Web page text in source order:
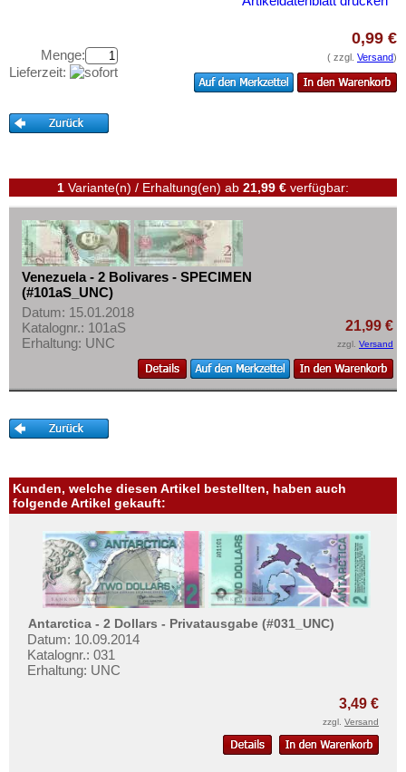
Kataloge
Gutscheine
Kontakt
Informationen
Preislisten
Ankauf
Erhaltungsgrade
Gratisbanknoten
Mehr über...
Privatsphäre und Datenschutz
Widerrufsbelehrung
Liefer- und Versandkosten
AGB
Impressum
Menge:
Lieferzeit:
0,99 €
( zzgl. Versand)
1 Variante(n) / Erhaltung(en) ab 21,99 € verfügbar:
Venezuela - 2 Bolivares - SPECIMEN
(#101aS_UNC)
Datum: 15.01.2018
Katalognr.: 101aS
Erhaltung: UNC
21,99 €
zzgl. Versand
Kunden, welche diesen Artikel bestellten, haben auch
folgende Artikel gekauft:
Antarctica - 2 Dollars - Privatausgabe (#031_UNC)
Datum: 10.09.2014
Katalognr.: 031
Erhaltung: UNC
3,49 €
zzgl. Versand